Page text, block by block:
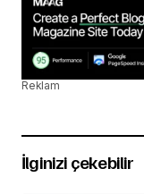
Reklam
İlginizi çekebilir